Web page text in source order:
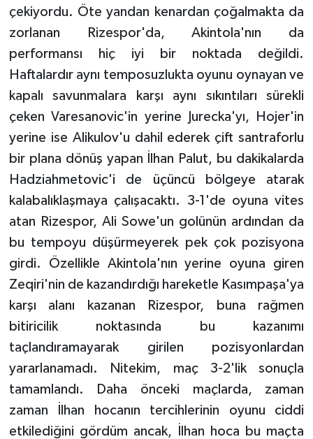
çekiyordu. Öte yandan kenardan çoğalmakta da
zorlanan Rizespor'da, Akintola'nın da
performansı hiç iyi bir noktada değildi.
Haftalardır aynı temposuzlukta oyunu oynayan ve
kapalı savunmalara karşı aynı sıkıntıları sürekli
çeken Varesanovic'in yerine Jurecka'yı, Hojer'in
yerine ise Alikulov'u dahil ederek çift santraforlu
bir plana dönüş yapan İlhan Palut, bu dakikalarda
Hadziahmetovic'i de üçüncü bölgeye atarak
kalabalıklaşmaya çalışacaktı. 3-1'de oyuna vites
atan Rizespor, Ali Sowe'un golünün ardından da
bu tempoyu düşürmeyerek pek çok pozisyona
girdi. Özellikle Akintola'nın yerine oyuna giren
Zeqiri'nin de kazandırdığı hareketle Kasımpaşa'ya
karşı alanı kazanan Rizespor, buna rağmen
bitiricilik noktasında bu kazanımı
taçlandıramayarak girilen pozisyonlardan
yararlanamadı. Nitekim, maç 3-2'lik sonuçla
tamamlandı. Daha önceki maçlarda, zaman
zaman İlhan hocanın tercihlerinin oyunu ciddi
etkilediğini gördüm ancak, İlhan hoca bu maçta